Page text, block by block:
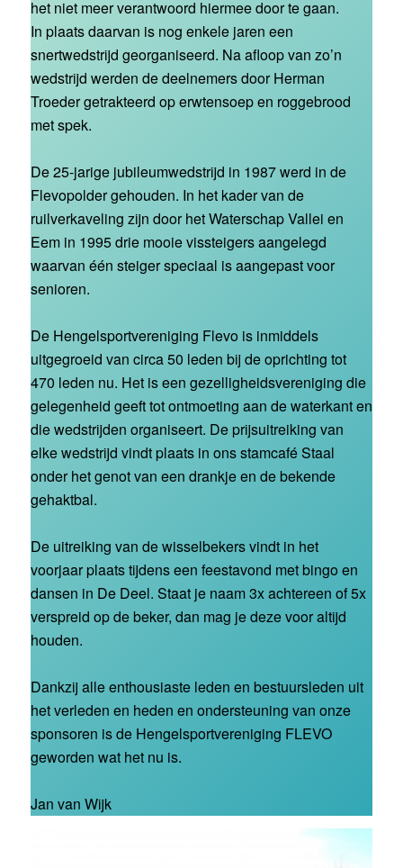
het niet meer verantwoord hiermee door te gaan.
In plaats daarvan is nog enkele jaren een
snertwedstrijd georganiseerd. Na afloop van zo’n
wedstrijd werden de deelnemers door Herman
Troeder getrakteerd op erwtensoep en roggebrood
met spek.
De 25-jarige jubileumwedstrijd in 1987 werd in de
Flevopolder gehouden. In het kader van de
ruilverkaveling zijn door het Waterschap Vallei en
Eem in 1995 drie mooie vissteigers aangelegd
waarvan één steiger speciaal is aangepast voor
senioren.
De Hengelsportvereniging Flevo is inmiddels
uitgegroeid van circa 50 leden bij de oprichting tot
470 leden nu. Het is een gezelligheidsvereniging die
gelegenheid geeft tot ontmoeting aan de waterkant en
die wedstrijden organiseert. De prijsuitreiking van
elke wedstrijd vindt plaats in ons stamcafé Staal
onder het genot van een drankje en de bekende
gehaktbal.
De uitreiking van de wisselbekers vindt in het
voorjaar plaats tijdens een feestavond met bingo en
dansen in De Deel. Staat je naam 3x achtereen of 5x
verspreid op de beker, dan mag je deze voor altijd
houden.
Dankzij alle enthousiaste leden en bestuursleden uit
het verleden en heden en ondersteuning van onze
sponsoren is de Hengelsportvereniging FLEVO
geworden wat het nu is.
Jan van Wijk